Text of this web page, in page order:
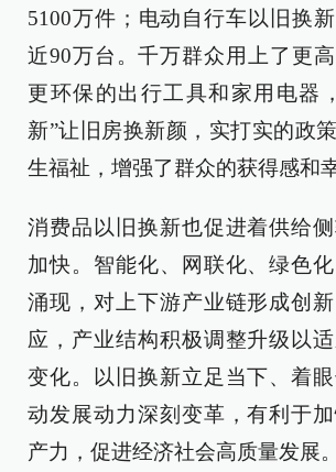
5100万件；电动自行车以旧换
近90万台。千万群众用上了更高
更环保的出行工具和家用电器
新”让旧房换新颜，实打实的政
生福祉，增强了群众的获得感和
消费品以旧换新也促进着供给
加快。智能化、网联化、绿色
涌现，对上下游产业链形成创
应，产业结构积极调整升级以
变化。以旧换新立足当下、着
动发展动力深刻变革，有利于
产力，促进经济社会高质量发展。